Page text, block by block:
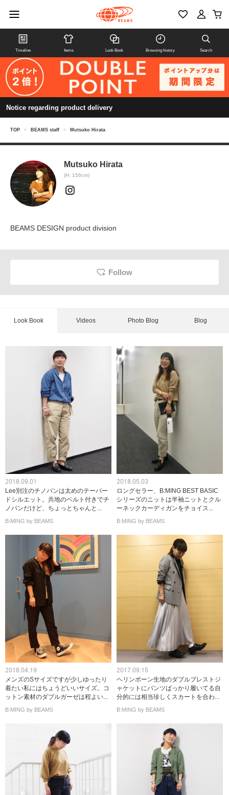
Timeline Items Look Book Browsing history Search
Notice regarding product delivery
TOP > BEAMS staff > Mutsuko Hirata
Mutsuko Hirata
(H: 156cm)
BEAMS DESIGN product division
Follow
Look Book Videos Photo Blog Blog
2018.09.01
Lee別注のチノパンは太めのテーパー
ドシルエット。共地のベルト付きでチ
ノパンだけど、ちょっとちゃんと...
B:MING by BEAMS
2018.05.03
ロングセラー、B:MING BEST BASIC
シリーズのニットは半袖ニットとクル
ーネックカーディガンをチョイス...
B:MING by BEAMS
2018.04.19
メンズのSサイズですが少しゆったり
着たい私にはちょうどいいサイズ。コ
ットン素材のダブルガーゼは程よい...
B:MING by BEAMS
2017.09.15
ヘリンボーン生地のダブルブレストジ
ャケットにパンツばっかり履いてる自
分的には相当珍しくスカートを合わ...
B:MING by BEAMS